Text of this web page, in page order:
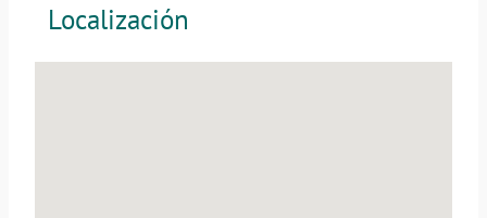
Localización